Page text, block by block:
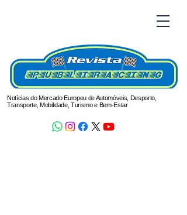
Notícias do Mercado Europeu de Automóveis, Desporto,
Transporte, Mobilidade, Turismo e Bem-Estar